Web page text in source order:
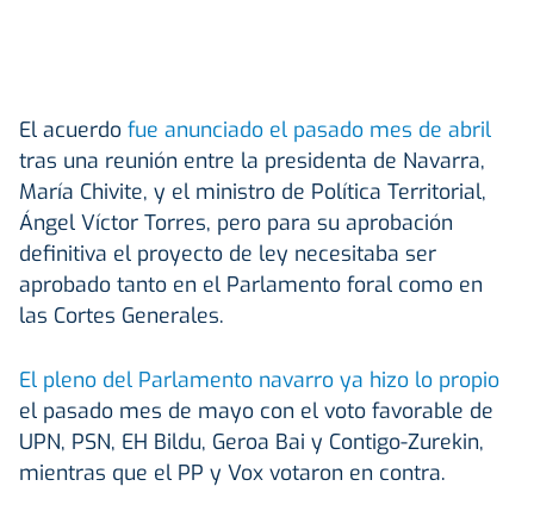
El acuerdo fue anunciado el pasado mes de abril
tras una reunión entre la presidenta de Navarra,
María Chivite, y el ministro de Política Territorial,
Ángel Víctor Torres, pero para su aprobación
definitiva el proyecto de ley necesitaba ser
aprobado tanto en el Parlamento foral como en
las Cortes Generales.
El pleno del Parlamento navarro ya hizo lo propio
el pasado mes de mayo con el voto favorable de
UPN, PSN, EH Bildu, Geroa Bai y Contigo-Zurekin,
mientras que el PP y Vox votaron en contra.